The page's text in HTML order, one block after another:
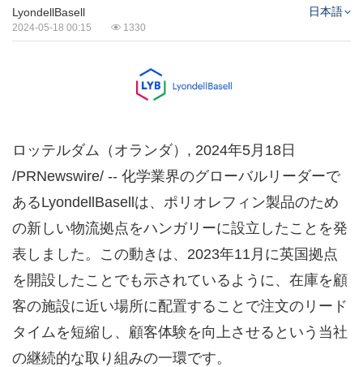
LyondellBasell
2024-05-18 00:15 1330
日本語
ロッテルダム（オランダ） , 2024年5月18日
/PRNewswire/ -- 化学業界のグローバルリーダーで
あるLyondellBasell は、ポリオレフィン製品のため
の新しい物流拠点をハンガリーに設立したことを発
表しました。この動きは、 2023年11月に英国拠点
を開設したことでも示されているように、在庫を顧
客の施設に近い場所に配置することで注文のリード
タイムを短縮し、顧客体験を向上させるという当社
の継続的な取り組みの一環です。